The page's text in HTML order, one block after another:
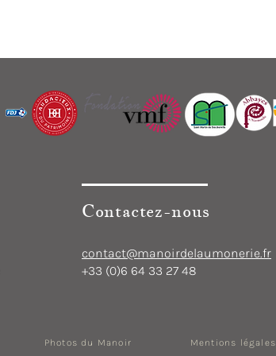
Contactez-nous
contact@manoirdelaumonerie.fr
+33 (0)6 64 33 27 48
Photos du Manoir Mentions légales